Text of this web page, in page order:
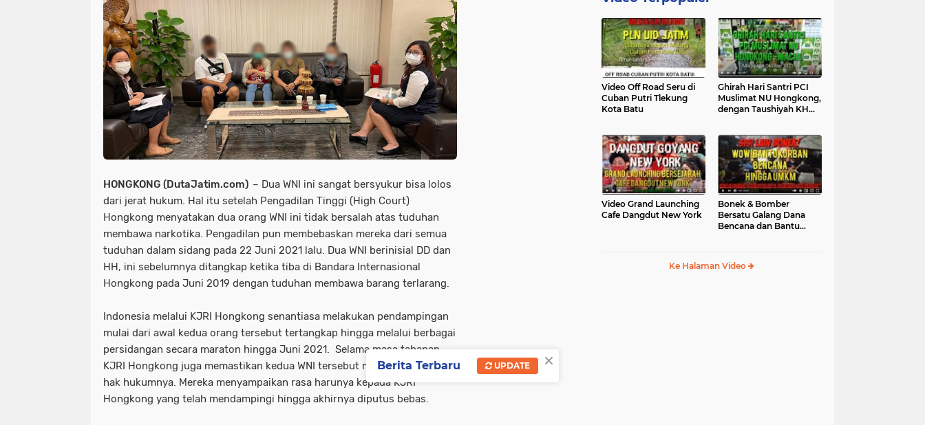
HONGKONG (DutaJatim.com) – Dua WNI ini sangat bersyukur bisa lolos
dari jerat hukum. Hal itu setelah Pengadilan Tinggi (High Court)
Hongkong menyatakan dua orang WNI ini tidak bersalah atas tuduhan
membawa narkotika. Pengadilan pun membebaskan mereka dari semua
tuduhan dalam sidang pada 22 Juni 2021 lalu. Dua WNI berinisial DD dan
HH, ini sebelumnya ditangkap ketika tiba di Bandara Internasional
Hongkong pada Juni 2019 dengan tuduhan membawa barang terlarang.
Indonesia melalui KJRI Hongkong senantiasa melakukan pendampingan
mulai dari awal kedua orang tersebut tertangkap hingga melalui berbagai
persidangan secara maraton hingga Juni 2021. Selama masa tahanan,
KJRI Hongkong juga memastikan kedua WNI tersebut mendapatkan hak-
hak hukumnya. Mereka menyampaikan rasa harunya kepada KJRI
Hongkong yang telah mendampingi hingga akhirnya diputus bebas.
Video Off Road Seru di
Cuban Putri Tlekung
Kota Batu
Ghirah Hari Santri PCI
Muslimat NU Hongkong,
dengan Taushiyah KH
Video Grand Launching
Cafe Dangdut New York
Bonek & Bomber
Bersatu Galang Dana
Bencana dan Bantu
Ke Halaman Video
×
Berita Terbaru UPDATE